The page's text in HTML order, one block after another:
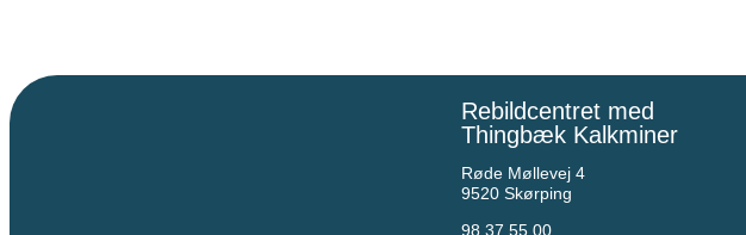
Rebildcentret med
Thingbæk Kalkminer
Røde Møllevej 4
9520 Skørping
98 37 55 00